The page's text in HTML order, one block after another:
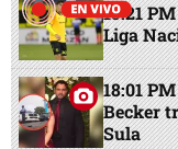
15:21
Liga
18:01
Becker
Sula